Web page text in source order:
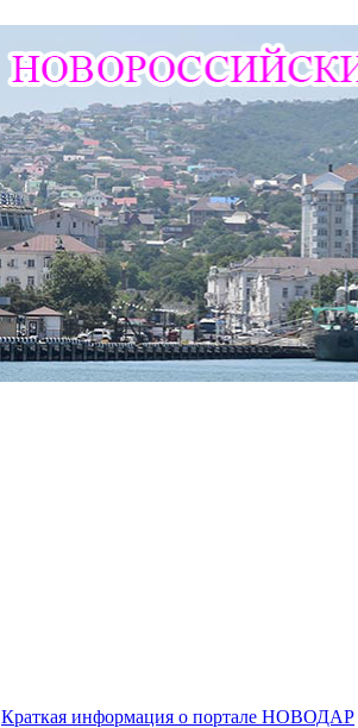
Краткая информация о портале НОВОДАР